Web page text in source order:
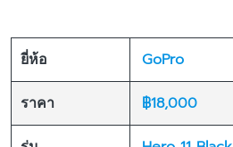
ยี่ห้อ GoPro
ราคา ฿18,000